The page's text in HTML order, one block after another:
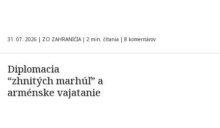
31. 07. 2026 | ZO ZAHRANIČIA | 2 min. čítania | 8 komentárov
Diplomacia
“zhnitých marhúľ” a
arménske vajatanie